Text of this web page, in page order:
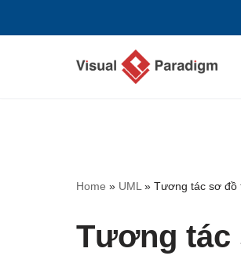
Home » UML » Tương tác sơ đồ
Tương tác